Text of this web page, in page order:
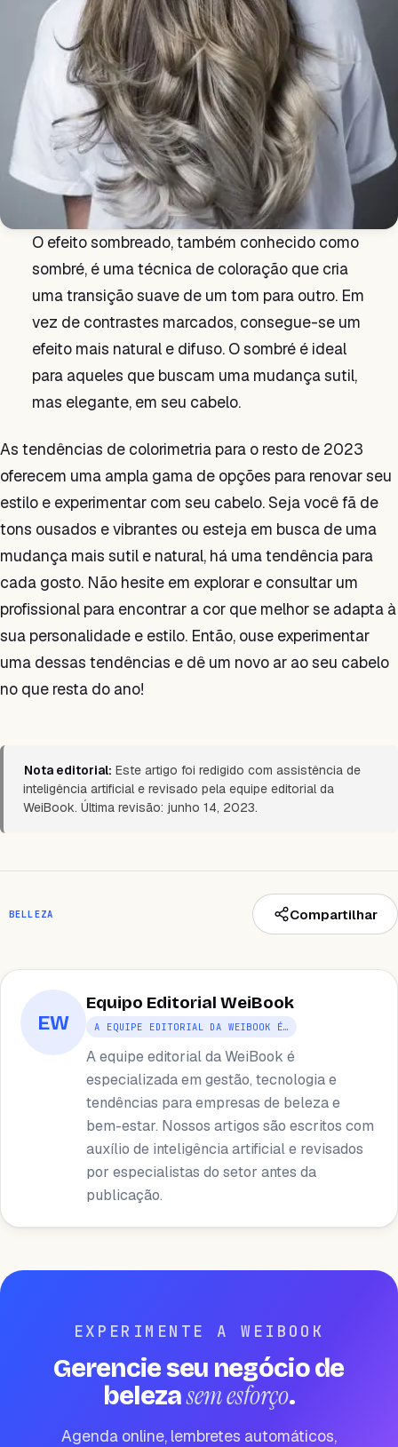
O efeito sombreado, também conhecido como
sombré, é uma técnica de coloração que cria
uma transição suave de um tom para outro. Em
vez de contrastes marcados, consegue-se um
efeito mais natural e difuso. O sombré é ideal
para aqueles que buscam uma mudança sutil,
mas elegante, em seu cabelo.
As tendências de colorimetria para o resto de 2023
oferecem uma ampla gama de opções para renovar seu
estilo e experimentar com seu cabelo. Seja você fã de
tons ousados e vibrantes ou esteja em busca de uma
mudança mais sutil e natural, há uma tendência para
cada gosto. Não hesite em explorar e consultar um
profissional para encontrar a cor que melhor se adapta à
sua personalidade e estilo. Então, ouse experimentar
uma dessas tendências e dê um novo ar ao seu cabelo
no que resta do ano!
Nota editorial: Este artigo foi redigido com assistência de
inteligência artificial e revisado pela equipe editorial da
WeiBook. Última revisão: junho 14, 2023.
BELLEZA Compartilhar
EW
Equipo Editorial WeiBook
A EQUIPE EDITORIAL DA WEIBOOK É…
A equipe editorial da WeiBook é
especializada em gestão, tecnologia e
tendências para empresas de beleza e
bem-estar. Nossos artigos são escritos com
auxílio de inteligência artificial e revisados ​​
por especialistas do setor antes da
publicação.
EXPERIMENTE A WEIBOOK
Gerencie seu negócio de
belezasem esforço.
Agenda online, lembretes automáticos,